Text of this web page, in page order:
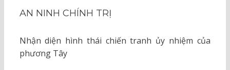
AN NINH CHÍNH TRỊ
Nhận diện hình thái chiến tranh ủy nhiệm của
phương Tây